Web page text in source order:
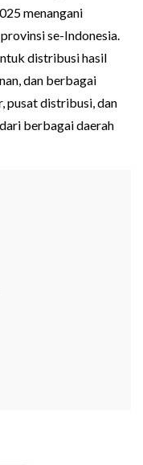
menangani
se-Indonesia.
distribusi hasil
dan berbagai
pusat distribusi, dan
berbagai daerah